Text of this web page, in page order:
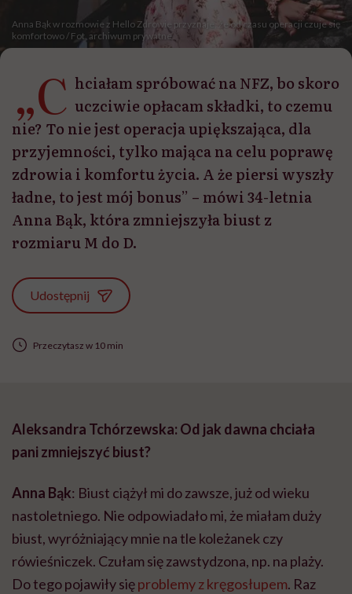
Anna Bąk w rozmowie z Hello Zdrowie przyznaje, że od czasu operacji czuje się
komfortowo / Fot. archiwum prywatne
„C hciałam spróbować na NFZ, bo skoro
uczciwie opłacam składki, to czemu
nie? To nie jest operacja upiększająca, dla
przyjemności, tylko mająca na celu poprawę
zdrowia i komfortu życia. A że piersi wyszły
ładne, to jest mój bonus” – mówi 34-letnia
Anna Bąk, która zmniejszyła biust z
rozmiaru M do D.
Udostępnij
Przeczytasz w 10 min
Aleksandra Tchórzewska: Od jak dawna chciała
pani zmniejszyć biust?
Anna Bąk: Biust ciążył mi do zawsze, już od wieku
nastoletniego. Nie odpowiadało mi, że miałam duży
biust, wyróżniający mnie na tle koleżanek czy
rówieśniczek. Czułam się zawstydzona, np. na plaży.
Do tego pojawiły sięproblemy z kręgosłupem. Raz